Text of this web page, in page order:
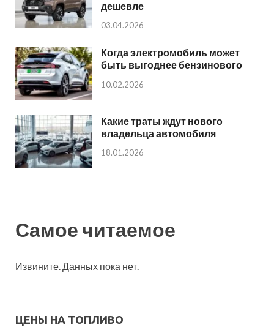
дешевле
03.04.2026
Когда электромобиль может
быть выгоднее бензинового
10.02.2026
Какие траты ждут нового
владельца автомобиля
18.01.2026
Самое читаемое
Извините. Данных пока нет.
ЦЕНЫ НА ТОПЛИВО